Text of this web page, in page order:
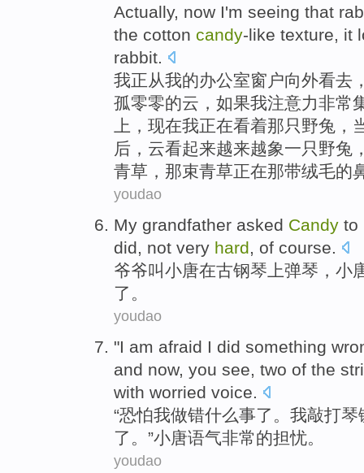
Actually, now I'm seeing that
the cotton candy-like texture, it
rabbit.
我正从我的办公室窗户向外看去
孤零零的云 ， 如果我注意力非常
上 ， 现在我正在看着那只野兔，
后 ，云看起来越来越象一只野兔
青草， 那束青草正在那带绒毛的
youdao
My grandfather asked Candy to
did, not very hard, of course.
爷爷叫小唐在古钢琴 上弹琴，小
了。
youdao
"I am afraid I did something
and now, you see, two of the
with worried voice.
“恐怕我做错什么事了。我敲打琴
了 。”小唐语气非常的担忧。
youdao